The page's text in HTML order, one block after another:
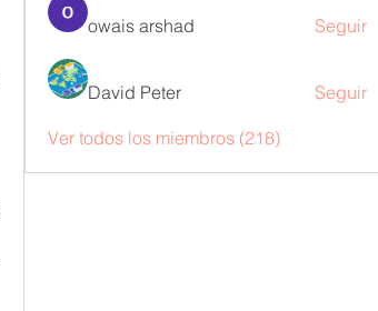
owais arshad Seguir
David Peter Seguir
Ver todos los miembros (218)